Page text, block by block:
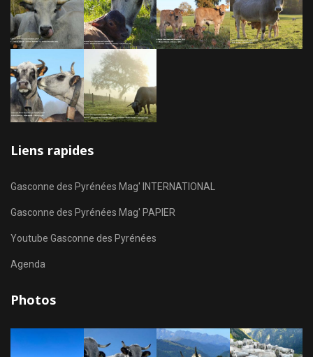
Liens rapides
Gasconne des Pyrénées Mag' INTERNATIONAL
Gasconne des Pyrénées Mag' PAPIER
Youtube Gasconne des Pyrénées
Agenda
Photos